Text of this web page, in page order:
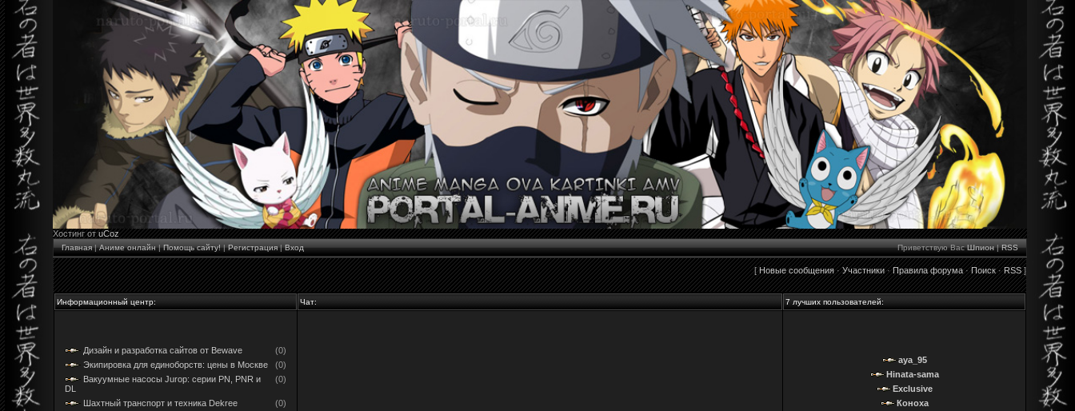
Хостинг отuCoz
Главная|Аниме онлайн|Помощь сайту!|Регистрация|Вход Приветствую Вас Шпион|RSS
[Новые сообщения·Участники·Правила форума·Поиск·RSS]
Информационный центр: Чат: 7 лучших пользователей:
Дизайн и разработка сайтов от Bewave
(0)
Экипировка для единоборств: цены в Москве
(0)
Вакуумные насосы Jurop: серии PN, PNR и
DL
(0)
Шахтный транспорт и техника Dekree
(0)
aya_95
Hinata-sama
Exclusive
Коноха